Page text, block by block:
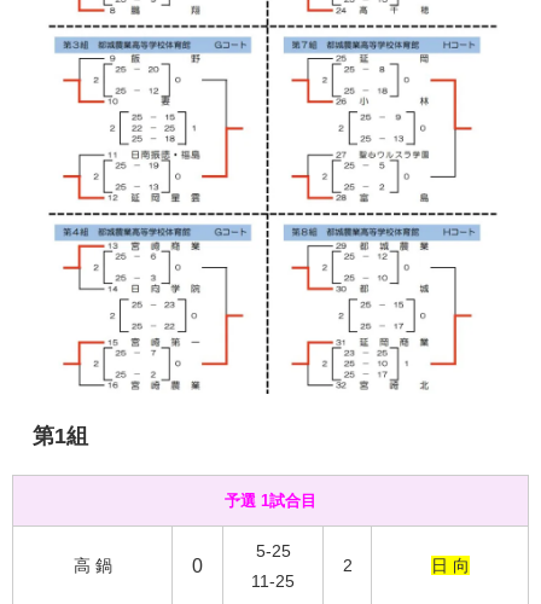
第1組
予選 1試合目
高 鍋 0
5-25
11-25
2 日 向